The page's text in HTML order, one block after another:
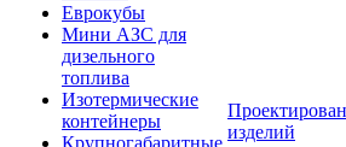
Еврокубы
Мини АЗС для
дизельного
топлива
Изотермические
контейнеры
Крупногабаритные
изделий